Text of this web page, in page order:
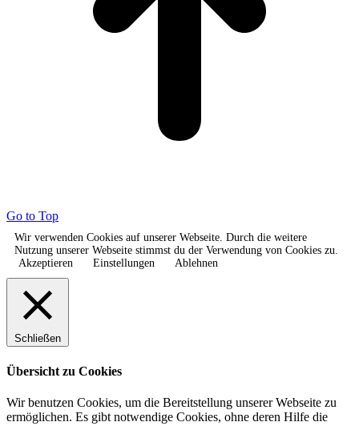
Go to Top
Wir verwenden Cookies auf unserer Webseite. Durch die weitere
Nutzung unserer Webseite stimmst du der Verwendung von Cookies zu.
Akzeptieren
Einstellungen Ablehnen
Schließen
Übersicht zu Cookies
Wir benutzen Cookies, um die Bereitstellung unserer Webseite zu
ermöglichen. Es gibt notwendige Cookies, ohne deren Hilfe die